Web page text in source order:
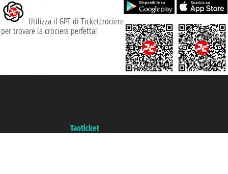
Utilizza il GPT di Ticketcrociere
per trovare la crociera perfetta!
Taoticket